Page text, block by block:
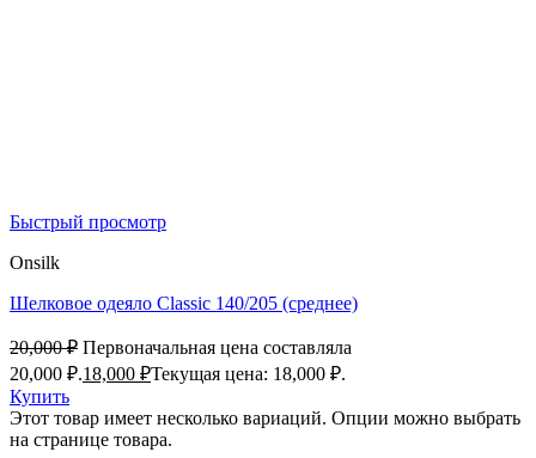
Быстрый просмотр
Onsilk
Шелковое одеяло Classic 140/205 (среднее)
20,000₽ Первоначальная цена составляла
20,000 ₽.18,000 ₽Текущая цена: 18,000 ₽.
Купить
Этот товар имеет несколько вариаций. Опции можно выбрать
на странице товара.